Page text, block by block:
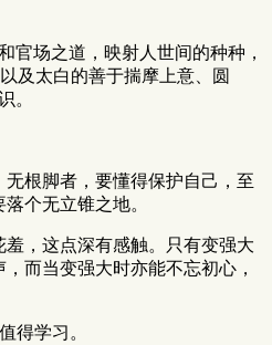
官场之道，映射人世间的种种，
及太白的善于揣摩上意、圆
。
根脚者，要懂得保护自己，至
个无立锥之地。
，这点深有感触。只有变强大
而当变强大时亦能不忘初心，
得学习。